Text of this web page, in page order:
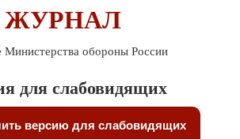
ЖУРНАЛ
Министерства обороны России
для слабовидящих
версию для слабовидящих